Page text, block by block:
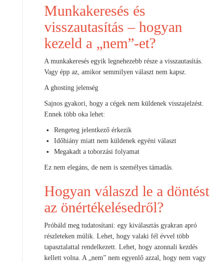
Munkakeresés és
visszautasítás – hogyan
kezeld a „nem”-et?
A munkakeresés egyik legnehezebb része a visszautasítás.
Vagy épp az, amikor semmilyen választ nem kapsz.
A ghosting jelenség
Sajnos gyakori, hogy a cégek nem küldenek visszajelzést.
Ennek több oka lehet:
Rengeteg jelentkező érkezik
Időhiány miatt nem küldenek egyéni választ
Megakadt a toborzási folyamat
Ez nem elegáns, de nem is személyes támadás.
Hogyan válaszd le a döntést
az önértékelésedről?
Próbáld meg tudatosítani: egy kiválasztás gyakran apró
részleteken múlik. Lehet, hogy valaki fél évvel több
tapasztalattal rendelkezett. Lehet, hogy azonnali kezdés
kellett volna. A „nem” nem egyenlő azzal, hogy nem vagy